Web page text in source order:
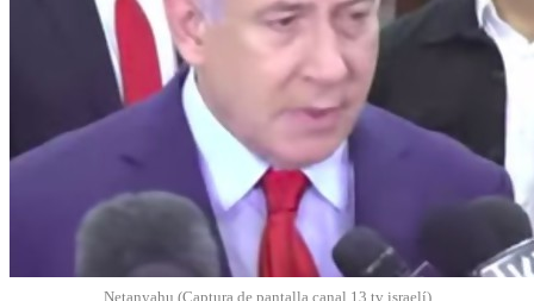
Netanyahu (Captura de pantalla canal 13 tv israelí)